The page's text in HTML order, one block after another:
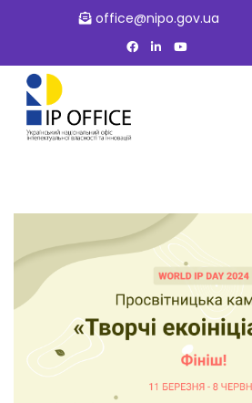
office@nipo.gov.ua